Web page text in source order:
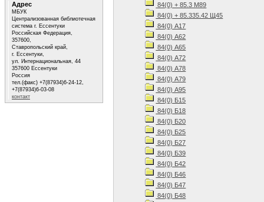
84(0) + 85.3 М89
84(0) + 85.335.42 Щ45
84(0) А17
84(0) А62
84(0) А65
84(0) А72
84(0) А78
84(0) А79
84(0) А95
84(0) Б15
84(0) Б18
84(0) Б20
84(0) Б25
84(0) Б27
84(0) Б39
84(0) Б42
84(0) Б46
84(0) Б47
84(0) Б48
Адрес
МБУК
Централизованная библиотечная
система г. Ессентуки
Российская Федерация,
357600,
Ставропольский край,
г. Ессентуки,
ул. Интернациональная, 44
357600 Ессентуки
Россия
тел.(факс) +7(87934)6-24-12,
+7(87934)6-03-08
контакт